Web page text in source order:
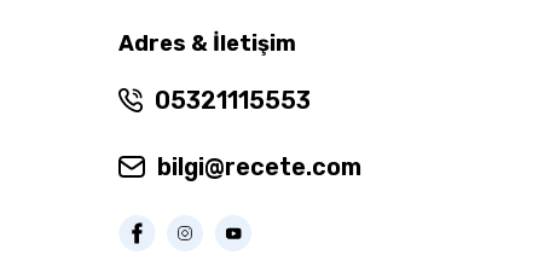
Adres & İletişim
05321115553
bilgi@recete.com